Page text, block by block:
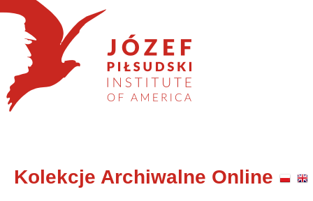
Kolekcje Archiwalne Online